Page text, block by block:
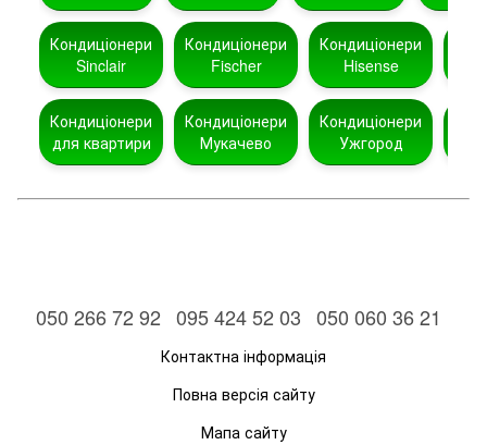
Кондиціонери
Sinclair
Кондиціонери
Fischer
Кондиціонери
Hisense
Кондиціонери
для квартири
Кондиціонери
Мукачево
Кондиціонери
Ужгород
050 266 72 92 095 424 52 03 050 060 36 21
Контактна інформація
Повна версія сайту
Мапа сайту